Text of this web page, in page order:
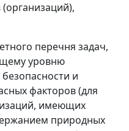
перечня задач,
уровню
и
факторов (для
имеющих
природных